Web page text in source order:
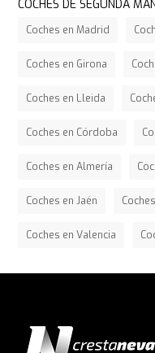
COCHES DE SEGUNDA
Coches en Madrid
Coches en Girona
Coches en Lleida
Coches en Córdoba
Coches en Almería
Coches en Jaén
Coches en Valencia